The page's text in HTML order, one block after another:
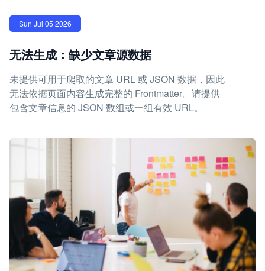
Sun Jul 05 2026
无法生成：缺少文章源数据
未提供可用于爬取的文章 URL 或 JSON 数据，因此
无法依据页面内容生成完整的 Frontmatter。请提供
包含文章信息的 JSON 数组或一组有效 URL。